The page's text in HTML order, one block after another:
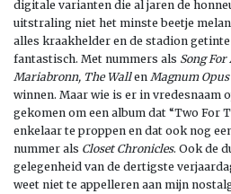
digitale varianten die al jaren de
uitstraling niet het minste beetje
alles kraakhelder en de stadion
fantastisch. Met nummers als Song
Mariabronn, The Wallen Magnum Opus
winnen. Maar wie is er in vredesnaam
gekomen om een album dat “Two For
enkelaar te proppen en dat ook nog
nummer als Closet Chronicles. Ook de
gelegenheid van de dertigste
weet niet te appelleren aan mijn